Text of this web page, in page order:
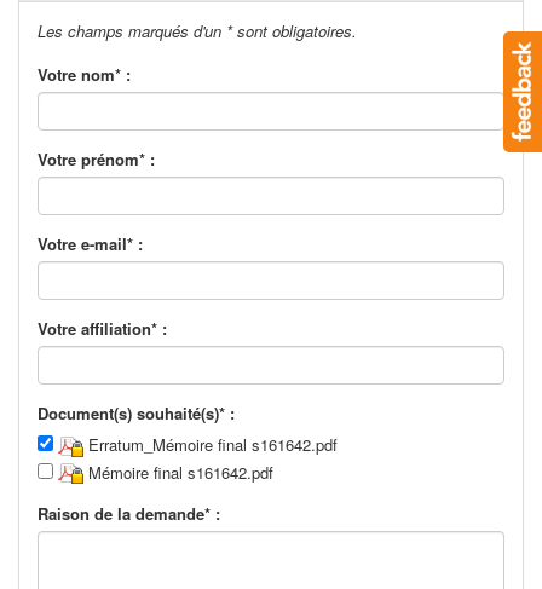
Les champs marqués d'un * sont obligatoires.
Votre nom* :
Votre prénom* :
Votre e-mail* :
Votre affiliation* :
Document(s) souhaité(s)* :
Erratum_Mémoire final s161642.pdf
Mémoire final s161642.pdf
Raison de la demande* :